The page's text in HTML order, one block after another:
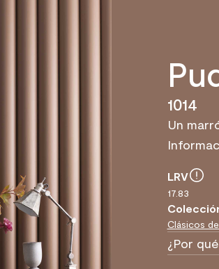
1014
Un
LRV
17.83
Clásicos
¿Por